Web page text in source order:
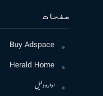
صفحات
Buy Adspace
Herald Home
ادارہ دلیل